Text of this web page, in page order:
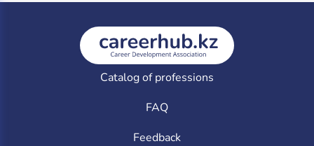
Catalog of professions
FAQ
Feedback